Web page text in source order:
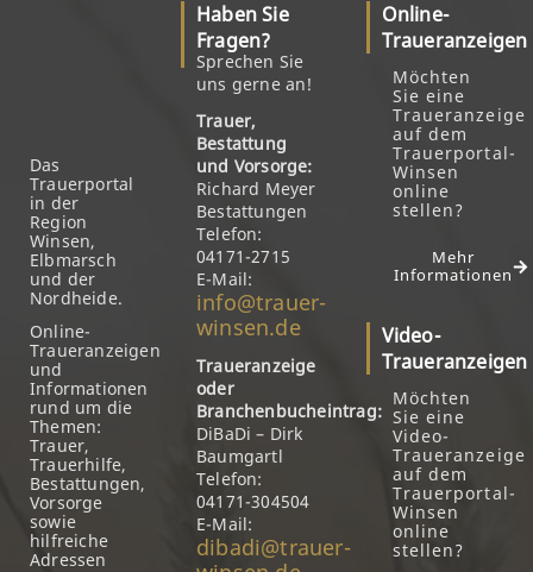
Das
Trauerportal
in der
Region
Winsen,
Elbmarsch
und der
Nordheide.
Online-
Traueranzeigen
und
Informationen
rund um die
Themen:
Trauer,
Trauerhilfe,
Bestattungen,
Vorsorge
sowie
hilfreiche
Adressen
Haben Sie
Fragen?
Sprechen Sie
uns gerne an!
Trauer,
Bestattung
und Vorsorge:
Richard Meyer
Bestattungen
Telefon:
04171-2715
E-Mail:
info@trauer-
winsen.de
Traueranzeige
oder
Branchenbucheintrag:
DiBaDi – Dirk
Baumgartl
Telefon:
04171-304504
E-Mail:
dibadi@trauer-
Online-
Traueranzeigen
Möchten
Sie eine
Traueranzeige
auf dem
Trauerportal-
Winsen
online
stellen?
Mehr
Informationen
Video-
Traueranzeigen
Möchten
Sie eine
Video-
Traueranzeige
auf dem
Trauerportal-
Winsen
online
stellen?